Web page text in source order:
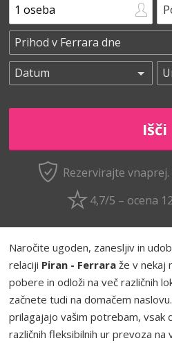
Rezervirajte vnaprej.
4,7/5 – ocena
Naročite ugoden, zanesljiv in
relaciji Piran - Ferrara že v nekaj
pobere in odloži na več različnih
začnete tudi na domačem
prilagajajo vašim potrebam, vsak
različnih fleksibilnih ur prevoza na